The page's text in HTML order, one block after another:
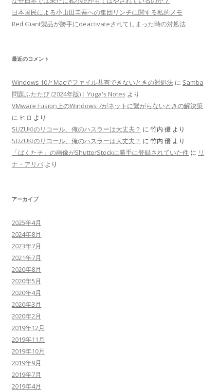
日本国民による小山田圭吾への集団リンチに関する私的メモ
Red Giant製品が勝手にdeactivateされてしまった時の対処法
最近のコメント
Windows 10とMacでファイル共有できないときの対処法 に Samba
問題ふたたび (2024年版) | Yuga's Notes より
VMware Fusion上のWindows 7がネットに繋がらないときの解決策
に ヒロ より
SUZUKIのリコール、俺のハスラーは大丈夫？ に 竹内 優 より
SUZUKIのリコール、俺のハスラーは大丈夫？ に 竹内 優 より
「ぱくたそ」の画像がShutterStockに勝手に登録されていた件 に リ
ナ・アリバ より
アーカイブ
2025年4月
2024年8月
2023年7月
2021年7月
2020年8月
2020年5月
2020年4月
2020年3月
2020年2月
2019年12月
2019年11月
2019年10月
2019年9月
2019年7月
2019年4月